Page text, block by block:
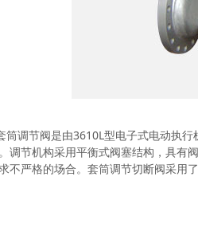
筒调节阀是由3610L型电子式电动执
调节机构采用平衡式阀塞结构，具有
不严格的场合。套筒调节切断阀采用